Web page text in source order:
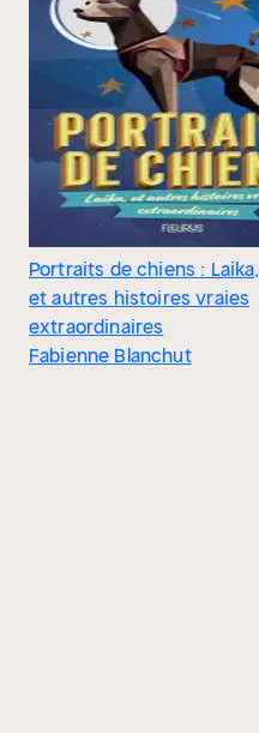
Portraits de chiens : Laika,
et autres histoires vraies
extraordinaires
Fabienne Blanchut